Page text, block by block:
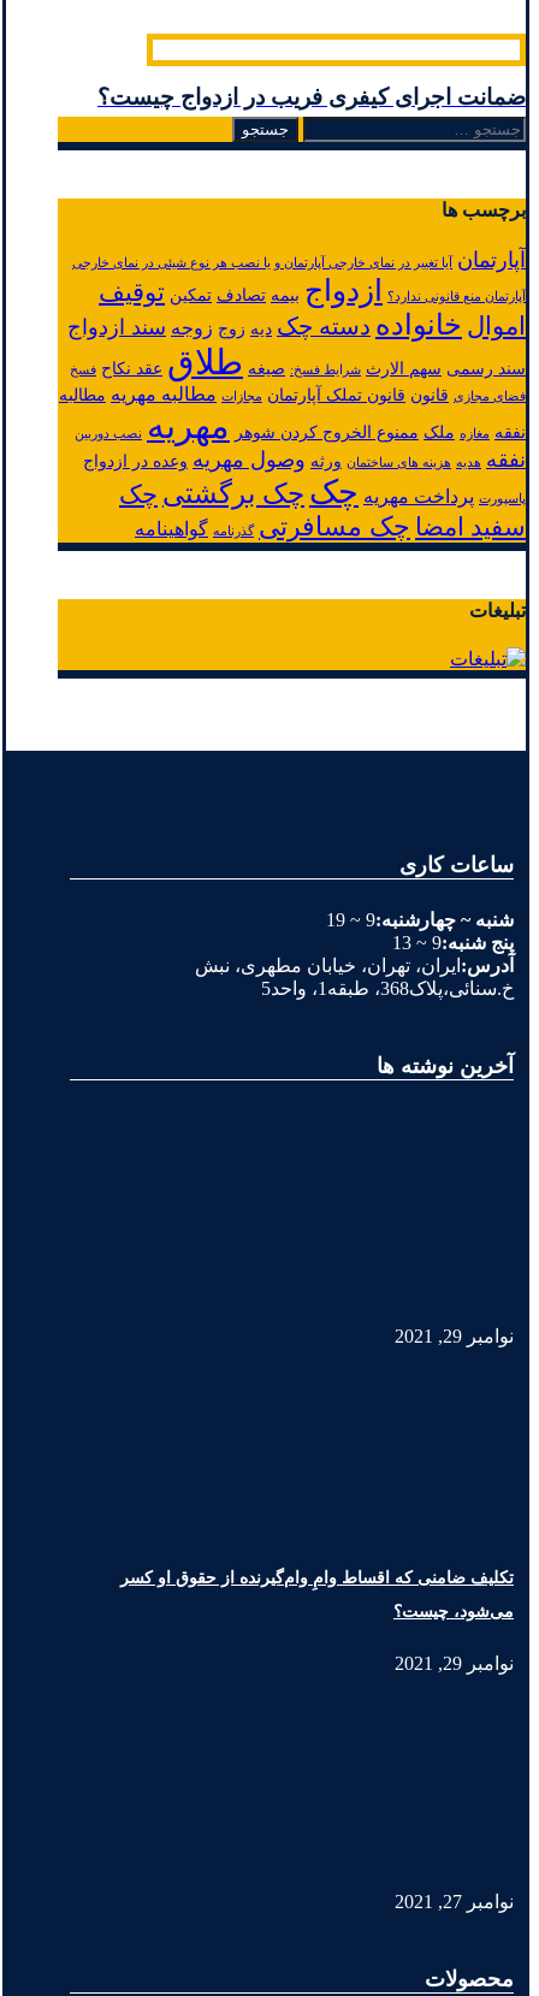
ضمانت اجرای کیفری فریب در ازدواج چیست؟
جستجو
برای:
برچسب ها
آپارتمان آیا تغییر در نمای خارجی آپارتمان و یا نصب هر نوع شیئی در نمای خارجی
آپارتمان منع قانونی ندارد؟ ازدواج بیمه تصادف تمکین توقیف
اموال خانواده دسته چک دیه زوج زوجه سند ازدواج
سند رسمی سهم الارث شرایط فسخ: صیغه طلاق عقد نکاح فسخ
فضای مجازی قانون قانون تملک آپارتمان مجازات مطالبه مهریه مطالبه
نفقه مغازه ملک ممنوع الخروج کردن شوهر مهریه نصب دوربین
نفقه هدیه هزینه های ساختمان ورثه وصول مهریه وعده در ازدواج
پاسپورت پرداخت مهریه چک چک برگشتی چک
سفید امضا چک مسافرتی گذرنامه گواهینامه
تبلیغات
ساعات کاری
شنبه ~ چهارشنبه:9 ~ 19
پنج شنبه:9 ~ 13
آدرس: ایران، تهران، خیابان مطهری، نبش
خ.سنائی،پلاک368، طبقه1، واحد5
آخرین نوشته ها
نوامبر 29, 2021
تکلیف ضامنی که اقساط وامِ وام‌گیرنده از حقوق او کسر
می‌شود، چیست؟
نوامبر 29, 2021
نوامبر 27, 2021
محصولات